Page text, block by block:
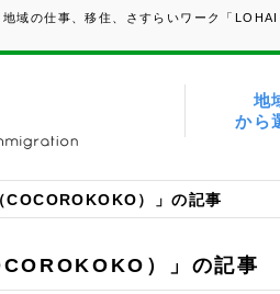
域の仕事、移住、さすらいワーク「
地
から
COCOROKOKO）」の記事
）」の記事